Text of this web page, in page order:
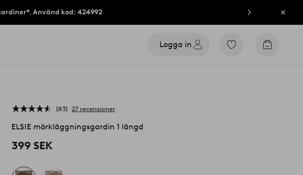
Använd kod: 424992 Stäng
Logga in
Gå
Gå
83 27 recensioner
ELSIE mörkläggningsgardin 1 längd
399 SEK